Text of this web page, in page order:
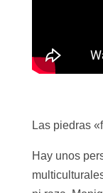
Las piedras
Hay unos